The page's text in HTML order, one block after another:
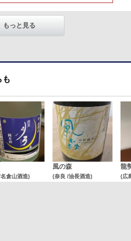
もっと見る
も
倉山酒造)
風の森
(奈良 /油長酒造)
龍
(広